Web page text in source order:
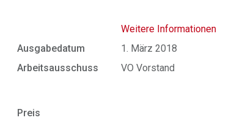
Weitere Informationen
Ausgabedatum
1. März 2018
Arbeitsausschuss
VO Vorstand
Preis